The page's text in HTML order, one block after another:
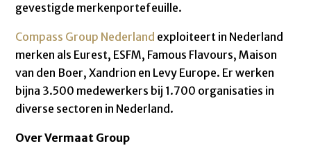
gevestigde merkenportefeuille.
Compass Group Nederland exploiteert in Nederland
merken als Eurest, ESFM, Famous Flavours, Maison
van den Boer, Xandrion en Levy Europe. Er werken
bijna 3.500 medewerkers bij 1.700 organisaties in
diverse sectoren in Nederland.
Over Vermaat Group